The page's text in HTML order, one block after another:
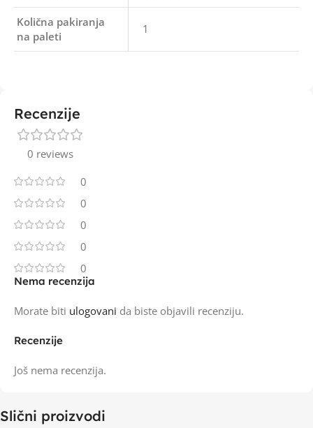
Količna pakiranja
na paleti
1
Recenzije
0 reviews
0
0
0
0
0
Recenzije
Još nema recenzija.
Nema recenzija
Morate biti ulogovani da biste objavili recenziju.
Slični proizvodi